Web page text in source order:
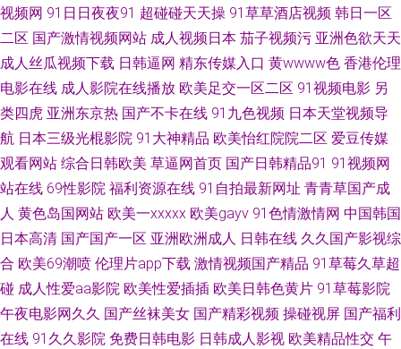
妇人妻中文精品 香蕉在线 影音先锋欧美专区 91黑丝国 www五月天婷婷 超
碰在线播放91 国产久草免费 美国激情综合网 日韩无遮挡 亚洲三级国产 成人
网页入口 国产不卡一区在线 男人搞b影院在线 日本熟女色 婷婷五月份尹色
中日韩三级片 91色情软件下载 成人剧场a深夜看 国产天天操天天爽 精品内
射 欧美色站导航豆花 深夜激情影院 亚洲精品视频二区 91cn视频 久草福利在
国产91网站在线 玖玖精品视频在线 欧美日韩精品国产 日韩激情在线 午夜伦
理av 91重口味视频 超碰自拍网 福利含羞草社区 黑丝高跟91 欧韩123区 无码
视频网 91日日夜夜91 超碰碰天天操 91草草酒店视频 韩日一区
二区 国产激情视频网站 成人视频日本 茄子视频污 亚洲色欲天天
成人丝瓜视频下载 日韩逼网 精东传媒入口 黄wwww色 香港伦理
电影在线 成人影院在线播放 欧美足交一区二区 91视频电影 另
类四虎 亚洲东京热 国产不卡在线 91九色视频 日本天堂视频导
航 日本三级光棍影院 91大神精品 欧美怡红院院二区 爱豆传媒
观看网站 综合日韩欧美 草逼网首页 国产日韩精品91 91视频网
站在线 69性影院 福利资源在线 91自拍最新网址 青青草国产成
人 黄色岛国网站 欧美一xxxxx 欧美gayv 91色情激情网 中国韩国
日本高清 国产国产一区 亚洲欧洲成人 日韩在线 久久国产影视综
合 欧美69潮喷 伦理片app下载 激情视频国产精品 91草莓久草超
碰 成人性爱aa影院 欧美性爱插插 欧美日韩色黄片 91草莓影院
午夜电影网久久 国产丝袜美女 国产精彩视频 操碰视屏 国产福利
在线 91久久影院 免费日韩电影 日韩成人影视 欧美精品性交 午